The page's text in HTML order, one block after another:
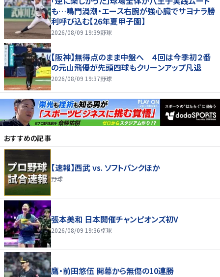
も…鳴門渦潮・エース右腕が強心臓でサヨナラ勝
利呼び込む【26年夏甲子園】
2026/08/09 19:39野球
【阪神】無得点のまま中盤へ ４回は今季初２番
の元山飛優が先頭四球もクリーンアップ凡退
2026/08/09 19:37野球
おすすめの記事
【速報】西武 vs. ソフトバンクほか
野球
張本美和 日本開催チャンピオンズ初V
2026/08/09 19:36卓球
鷹・前田悠伍 開幕から無傷の10連勝